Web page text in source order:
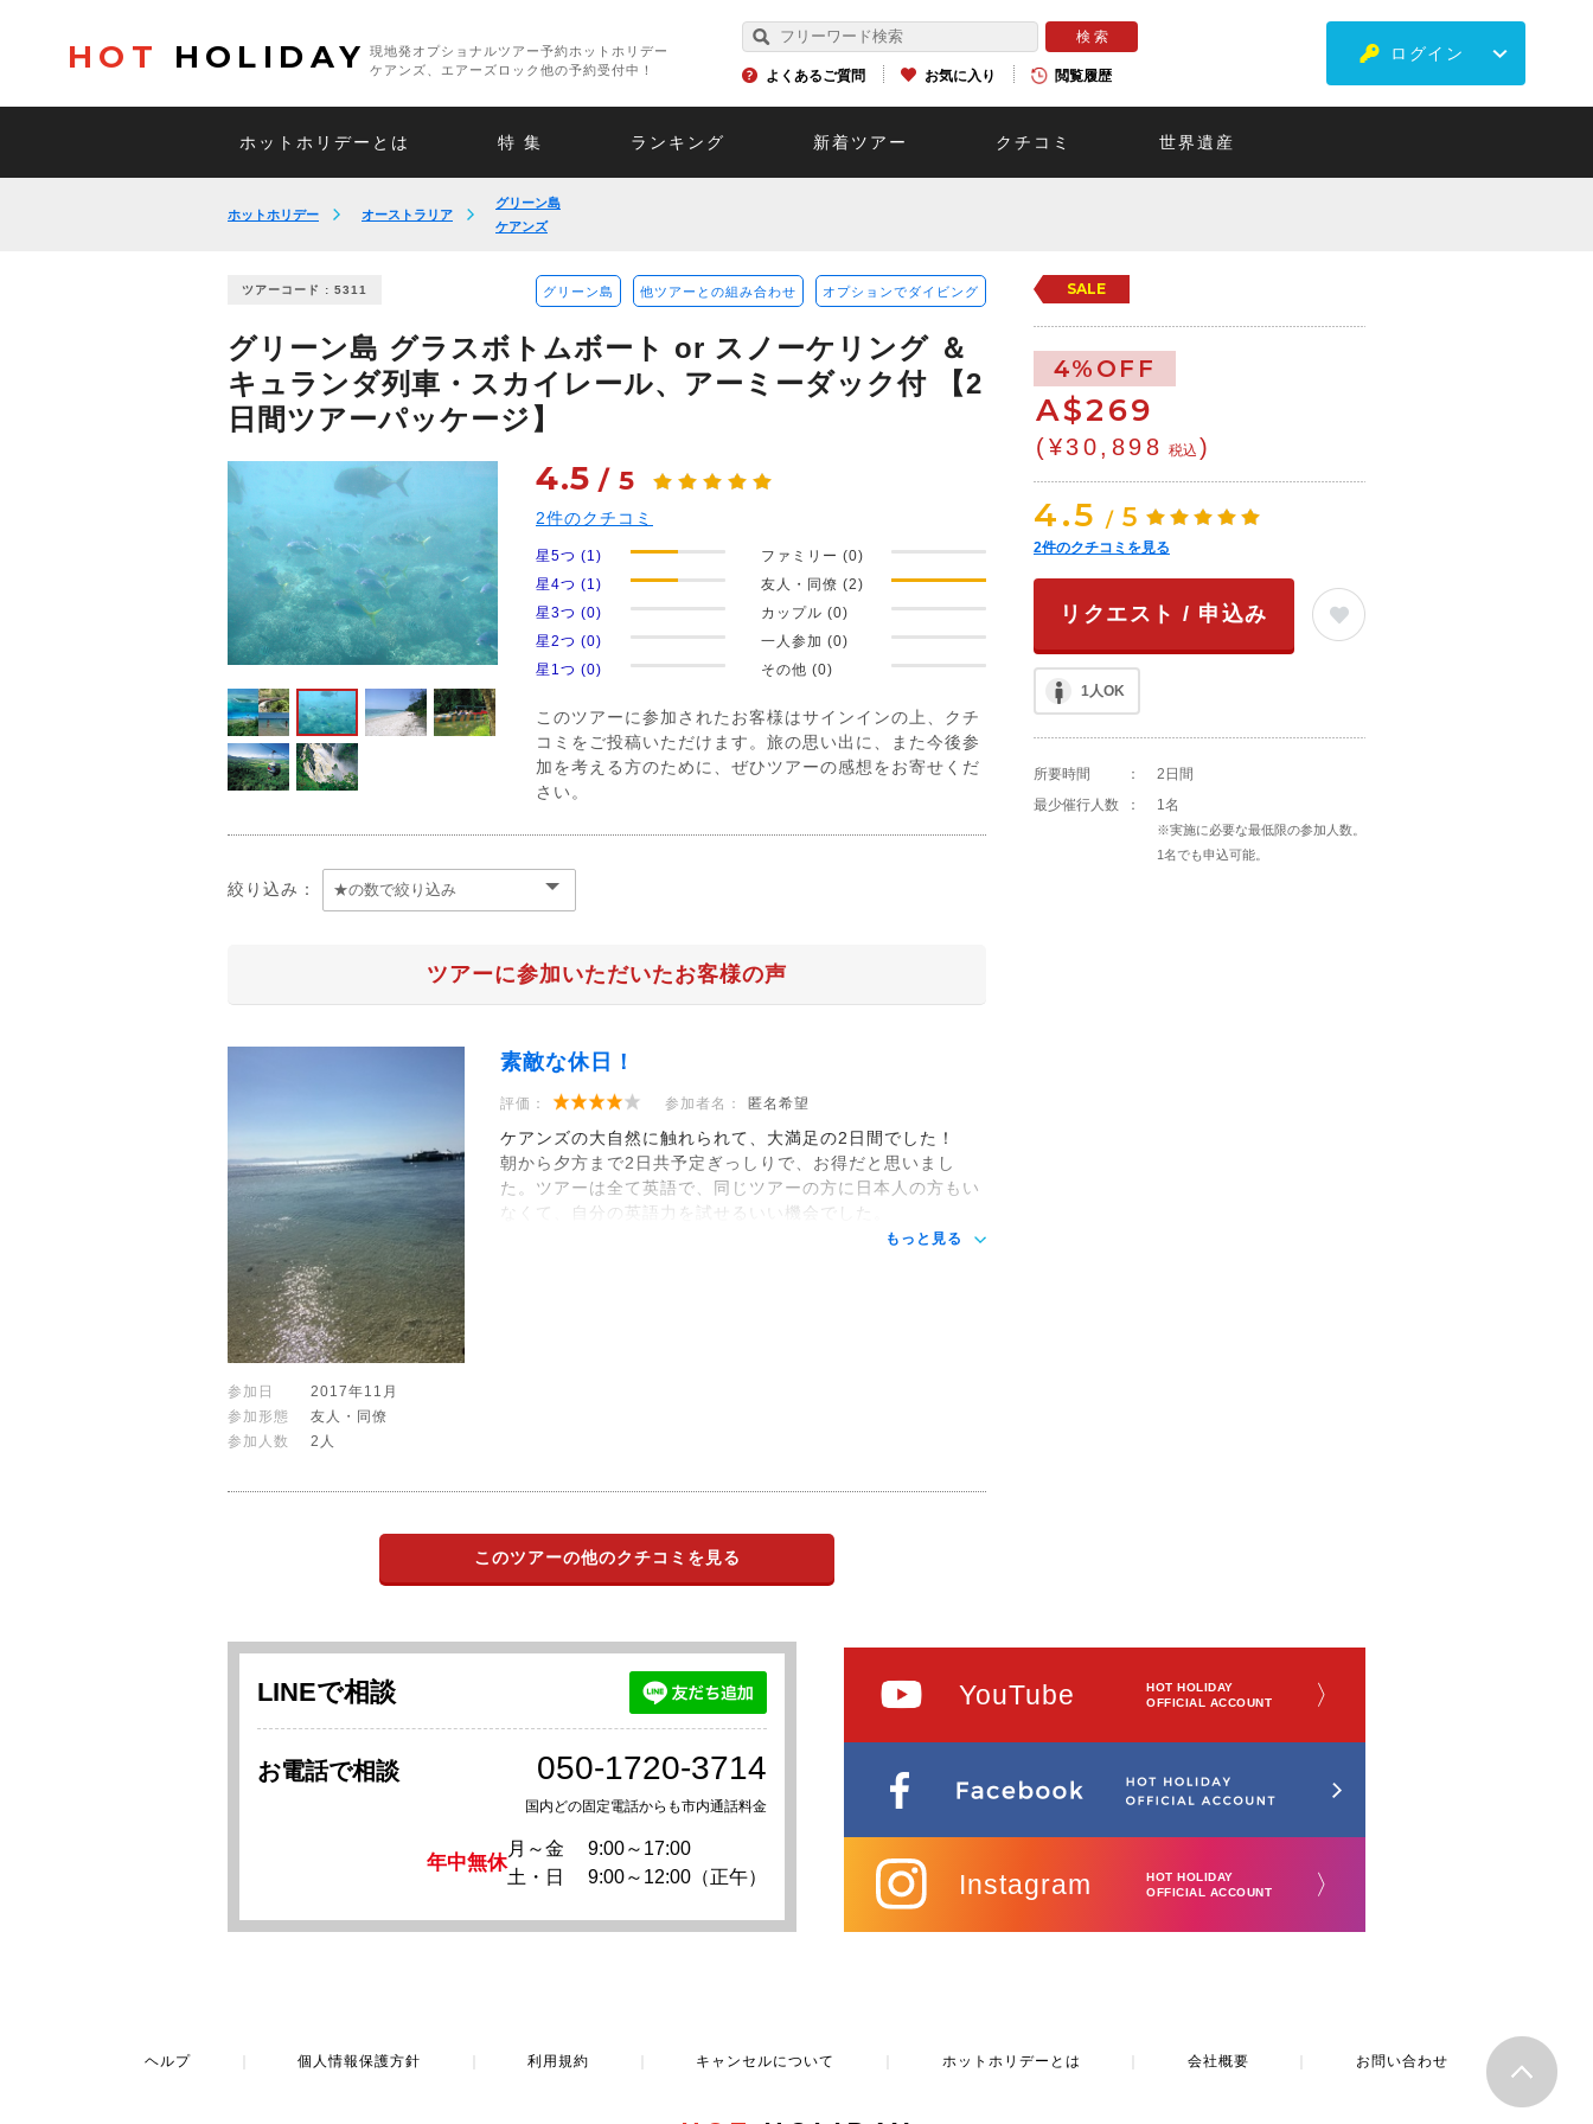
HOT HOLIDAY
現地発オプショナルツアー予約ホットホリデー
ケアンズ、エアーズロック他の予約受付中！
よくあるご質問 お気に入り 閲覧履歴
ログイン
ホットホリデーとは 特 集 ランキング 新着ツアー クチコミ 世界遺産
ホットホリデー オーストラリア
グリーン島
ケアンズ
ツアーコード : 5311 グリーン島 他ツアーとの組み合わせ オプションでダイビング
グリーン島 グラスボトムボート or スノーケリング ＆
キュランダ列車・スカイレール、アーミーダック付 【2
日間ツアーパッケージ】
4.5 / 5
2件のクチコミ
星5つ (1)
星4つ (1)
星3つ (0)
星2つ (0)
星1つ (0)
ファミリー (0)
友人・同僚 (2)
カップル (0)
一人参加 (0)
その他 (0)
このツアーに参加されたお客様はサインインの上、クチ
コミをご投稿いただけます。旅の思い出に、また今後参
加を考える方のために、ぜひツアーの感想をお寄せくだ
さい。
絞り込み：
ツアーに参加いただいたお客様の声
素敵な休日！
評価： 参加者名： 匿名希望
ケアンズの大自然に触れられて、大満足の2日間でした！
朝から夕方まで2日共予定ぎっしりで、お得だと思いまし
た。ツアーは全て英語で、同じツアーの方に日本人の方もい
なくて、自分の英語力を試せるいい機会でした。
もっと見る
参加日
2017年11月
参加形態
友人・同僚
参加人数
2人
このツアーの他のクチコミを見る
SALE
4%OFF
A$269
(¥30,898 税込 )
4.5 / 5
2件のクチコミを見る
リクエスト / 申込み
1人OK
所要時間 ：
2日間
最少催行人数
： 1名
※実施に必要な最低限の参加人数。
1名でも申込可能。
LINEで相談
お電話で相談 050-1720-3714
国内どの固定電話からも市内通話料金
年中無休
月～金
9:00～17:00
土・日
9:00～12:00（正午）
YouTube
HOT HOLIDAY
OFFICIAL ACCOUNT
〉
Instagram
HOT HOLIDAY
OFFICIAL ACCOUNT
〉
ヘルプ 個人情報保護方針 利用規約 キャンセルについて ホットホリデーとは 会社概要 お問い合わせ